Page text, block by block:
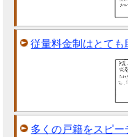
従量料金制はとても
多くの戸籍をスピ